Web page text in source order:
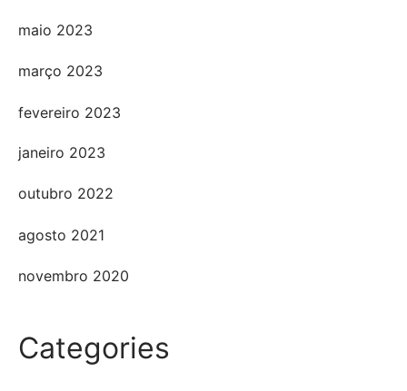
maio 2023
março 2023
fevereiro 2023
janeiro 2023
outubro 2022
agosto 2021
novembro 2020
Categories